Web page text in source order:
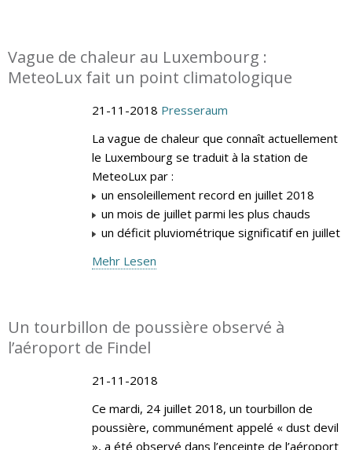
Vague de chaleur au Luxembourg :
MeteoLux fait un point climatologique
21-11-2018 Presseraum
La vague de chaleur que connaît actuellement
le Luxembourg se traduit à la station de
MeteoLux par :
un ensoleillement record en juillet 2018
un mois de juillet parmi les plus chauds
un déficit pluviométrique significatif en juillet
Mehr Lesen
Un tourbillon de poussière observé à
l’aéroport de Findel
21-11-2018
Ce mardi, 24 juillet 2018, un tourbillon de
poussière, communément appelé « dust devil
», a été observé dans l’enceinte de l’aéroport